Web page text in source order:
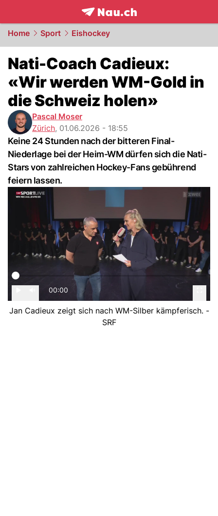
frontpage.NAU.ch
Home Sport Eishockey
Nati-Coach Cadieux:
«Wir werden WM-Gold in
die Schweiz holen»
Pascal Moser
Zürich, 01.06.2026 - 18:55
Keine 24 Stunden nach der bitteren Final-
Niederlage bei der Heim-WM dürfen sich die Nati-
Stars von zahlreichen Hockey-Fans gebührend
feiern lassen.
00:00
Jan Cadieux zeigt sich nach WM-Silber kämpferisch. -
SRF